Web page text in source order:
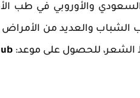
والأوروبي في طب
والعديد من الأمراض
للحصول على موعد: